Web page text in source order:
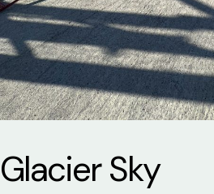
Glacier Sky